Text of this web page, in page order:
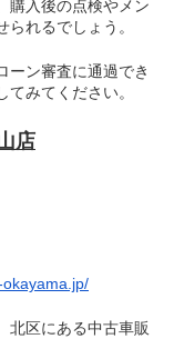
購入後の点検やメン
れるでしょう。
ーン審査に通過でき
みてください。
店
北区にある中古車販